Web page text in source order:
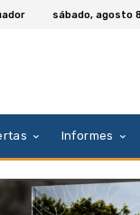
sábado, agosto
Informes